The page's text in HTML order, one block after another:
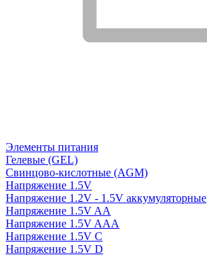
Элементы питания
Гелевые (GEL)
Свинцово-кислотные (AGM)
Напряжение 1.5V
Напряжение 1.2V - 1.5V аккумуляторные
Напряжение 1.5V AA
Напряжение 1.5V AAA
Напряжение 1.5V C
Напряжение 1.5V D